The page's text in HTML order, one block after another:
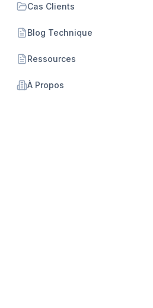
Cas Clients
Blog Technique
Ressources
À Propos